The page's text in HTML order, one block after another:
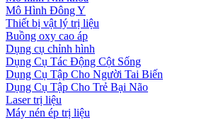
Mô Hình Đông Y
Thiết bị vật lý trị liệu
Buồng oxy cao áp
Dụng cụ chỉnh hình
Dụng Cụ Tác Động Cột Sống
Dụng Cụ Tập Cho Người Tai Biến
Dụng Cụ Tập Cho Trẻ Bại Não
Laser trị liệu
Máy nén ép trị liệu